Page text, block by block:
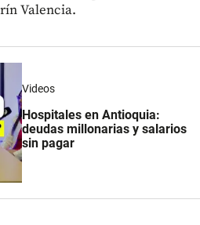
Valencia.
Videos
Hospitales en Antioquia:
deudas millonarias y salarios
sin pagar